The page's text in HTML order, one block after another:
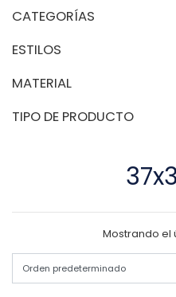
CATEGORÍAS
ESTILOS
MATERIAL
TIPO DE PRODUCTO
Mostrando el